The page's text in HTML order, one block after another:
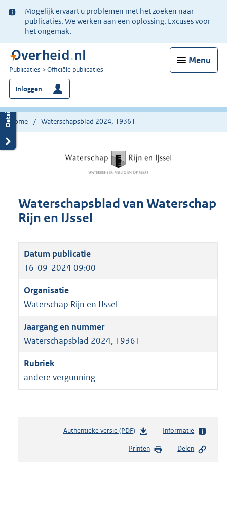
Ter
informatie:
Mogelijk ervaart u problemen met het zoeken naar
publicaties. We werken aan een oplossing. Excuses voor
het ongemak.
Menu
U
bent
nu
hier:
Publicaties Officiële publicaties
Inloggen
Home Waterschapsblad 2024, 19361
Waterschapsblad van Waterschap
Rijn en IJssel
16-09-2024 09:00
Waterschap Rijn en IJssel
Waterschapsblad 2024, 19361
andere vergunning
Authentieke versie (PDF)b
s
Informatie
Printen Delen